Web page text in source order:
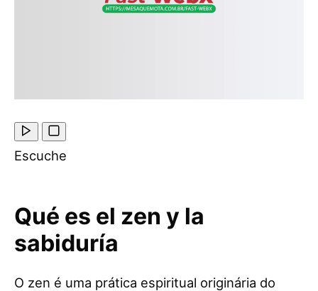
Escuche
Qué es el zen y la
sabiduría
O zen é uma prática espiritual originária do